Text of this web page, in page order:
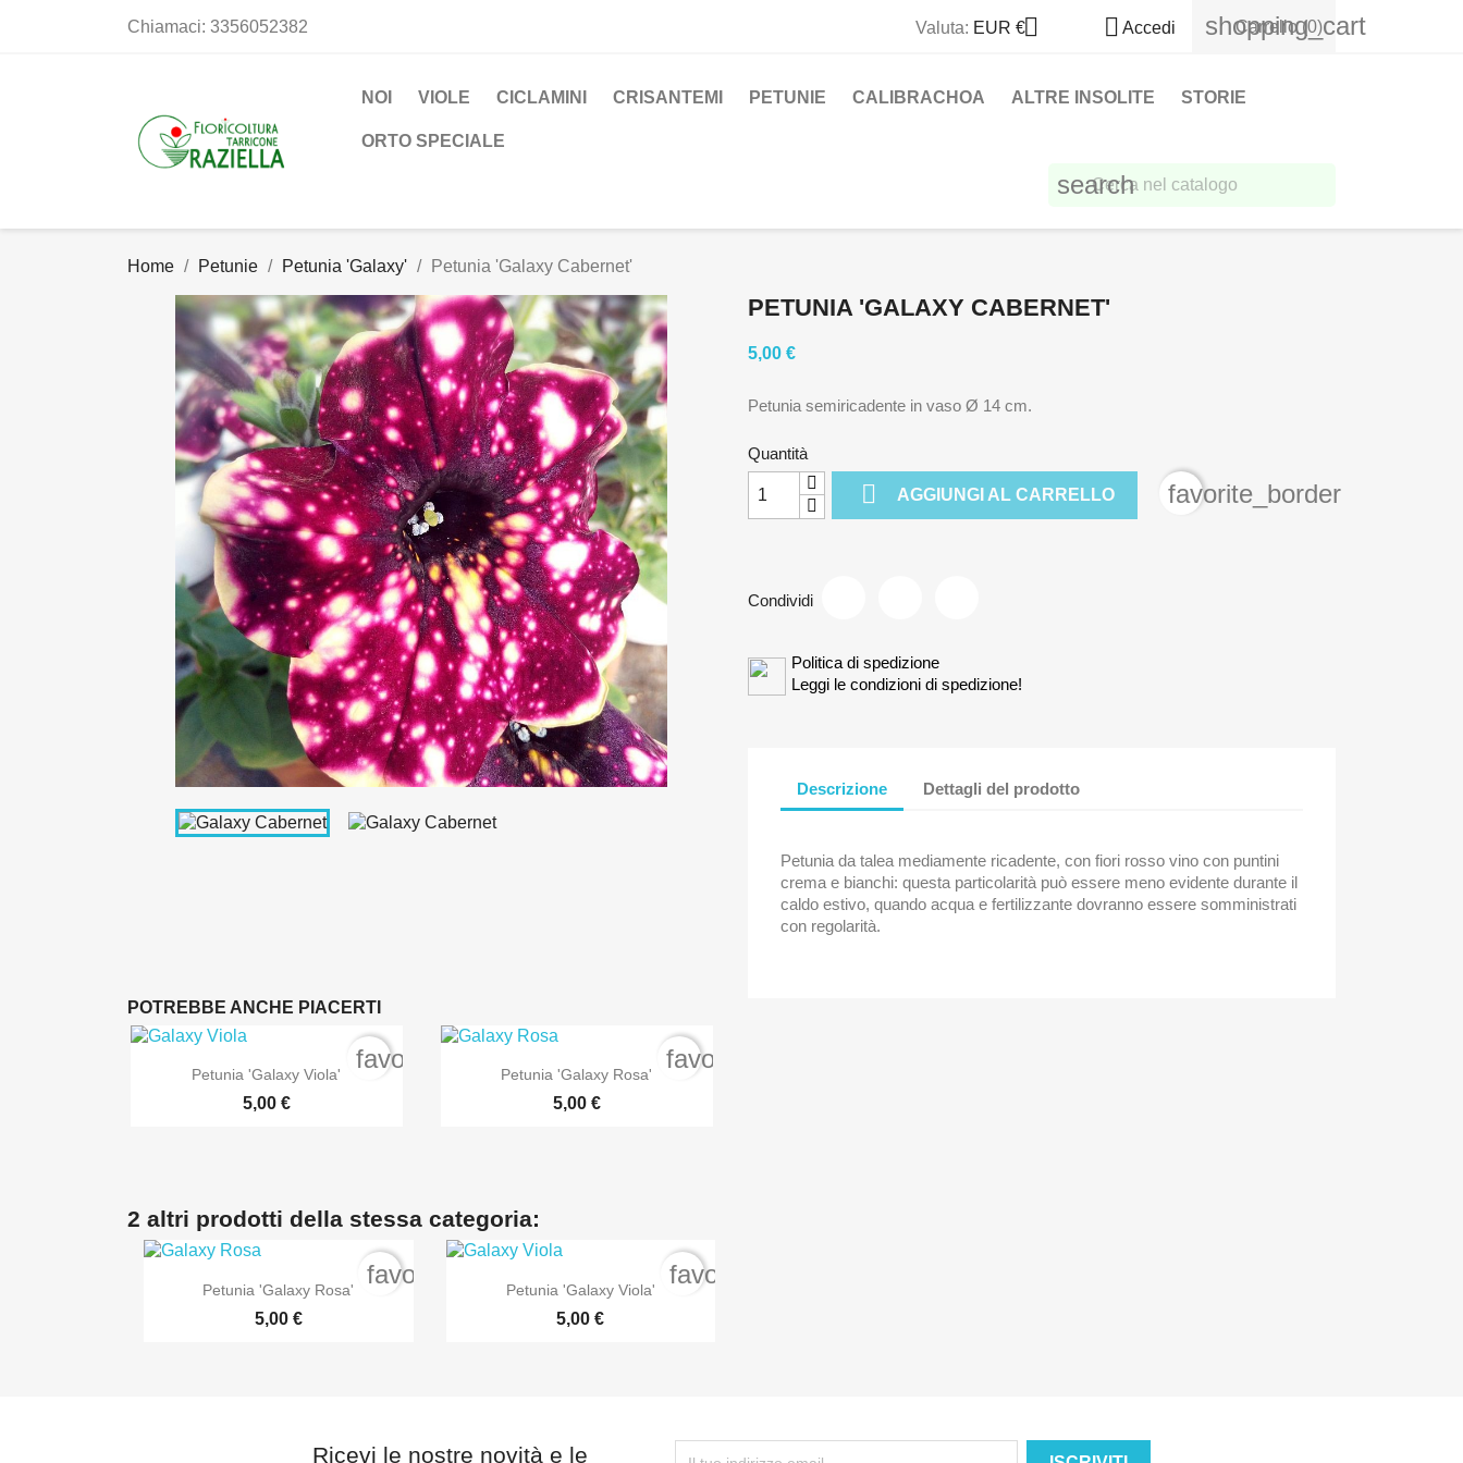
Chiamaci: 3356052382 Valuta: EUR €  Accedi shopping_cart
Carrello (0)
NOI VIOLE CICLAMINI CRISANTEMI PETUNIE CALIBRACHOA ALTRE INSOLITE STORIE
ORTO SPECIALE
search
Home Petunie Petunia 'Galaxy' Petunia 'Galaxy Cabernet'
PETUNIA 'GALAXY CABERNET'
5,00 €
Petunia semiricadente in vaso Ø 14 cm.
Quantità
 AGGIUNGI AL CARRELLO favorite_border
Condividi
Politica di spedizione
Leggi le condizioni di spedizione!
Descrizione Dettagli del prodotto
Petunia da talea mediamente ricadente, con fiori rosso vino con puntini
crema e bianchi: questa particolarità può essere meno evidente durante il
caldo estivo, quando acqua e fertilizzante dovranno essere somministrati
con regolarità.
POTREBBE ANCHE PIACERTI
 Anteprima
Petunia 'Galaxy Viola'
5,00 €
favorite_border  Anteprima
Petunia 'Galaxy Rosa'
5,00 €
favorite_border
2 altri prodotti della stessa categoria:
 Anteprima
Petunia 'Galaxy Rosa'
5,00 €
favorite_border  Anteprima
Petunia 'Galaxy Viola'
5,00 €
favorite_border
Ricevi le nostre novità e le